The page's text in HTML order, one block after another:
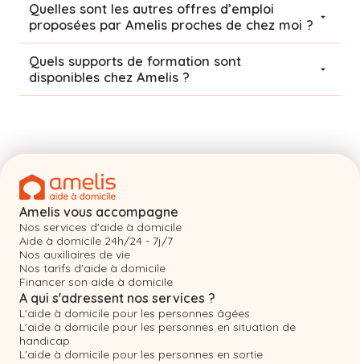
Quelles sont les autres offres d’emploi
proposées par Amelis proches de chez moi ?
Quels supports de formation sont
disponibles chez Amelis ?
Amelis vous accompagne
Nos services d'aide à domicile
Aide à domicile 24h/24 - 7j/7
Nos auxiliaires de vie
Nos tarifs d'aide à domicile
Financer son aide à domicile
A qui s'adressent nos services ?
L'aide à domicile pour les personnes âgées
L'aide à domicile pour les personnes en situation de
handicap
L'aide à domicile pour les personnes en sortie